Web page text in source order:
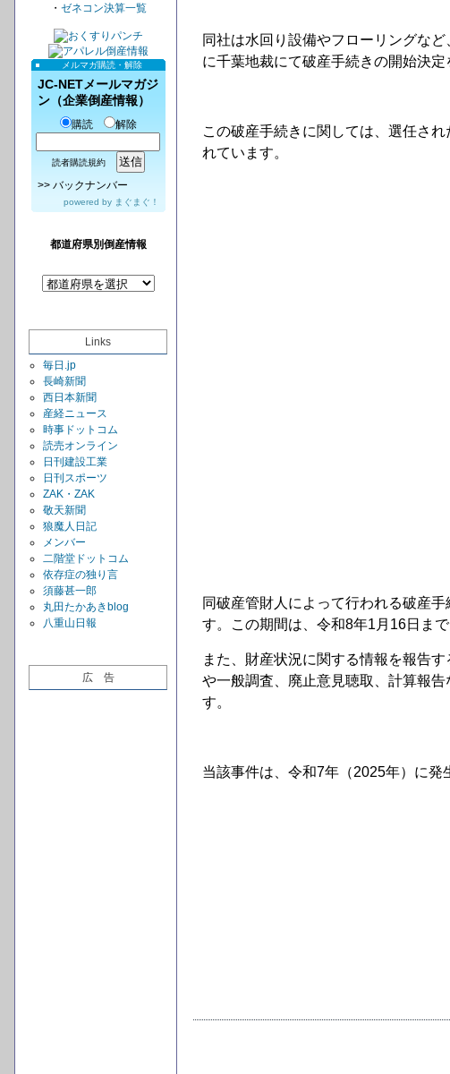
・ ゼネコン決算一覧
メルマガ購読・解除
JC-NETメールマガジ
ン（企業倒産情報）
購読 解除
読者購読規約
>> バックナンバー
powered by まぐまぐ！
都道府県別倒産情報
Links
毎日.jp
長崎新聞
西日本新聞
産経ニュース
時事ドットコム
読売オンライン
日刊建設工業
日刊スポーツ
ZAK・ZAK
敬天新聞
狼魔人日記
メンバー
二階堂ドットコム
依存症の独り言
須藤甚一郎
丸田たかあきblog
八重山日報
広 告
同社は水回り設備やフローリングな
に千葉地裁にて破産手続きの開始決定
この破産手続きに関しては、選任さ
れています。
同破産管財人によって行われる破産
す。この期間は、令和8年1月16日まで
また、財産状況に関する情報を報告
や一般調査、廃止意見聴取、計算報
す。
当該事件は、令和7年（2025年）に発